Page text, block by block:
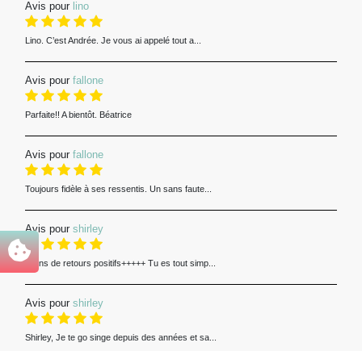
Avis pour lino
Lino. C’est Andrée. Je vous ai appelé tout a...
Avis pour fallone
Parfaite!! A bientôt. Béatrice
Avis pour fallone
Toujours fidèle à ses ressentis. Un sans faute...
Avis pour shirley
Pleins de retours positifs+++++ Tu es tout simp...
Avis pour shirley
Shirley, Je te go singe depuis des années et sa...